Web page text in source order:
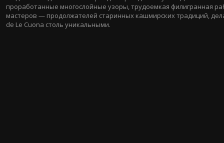
проработанные многослойные узоры, трудоемкая филигранная
мастеров — продолжателей старинных кашмирских традиций,
de Le Cuona столь уникальными.